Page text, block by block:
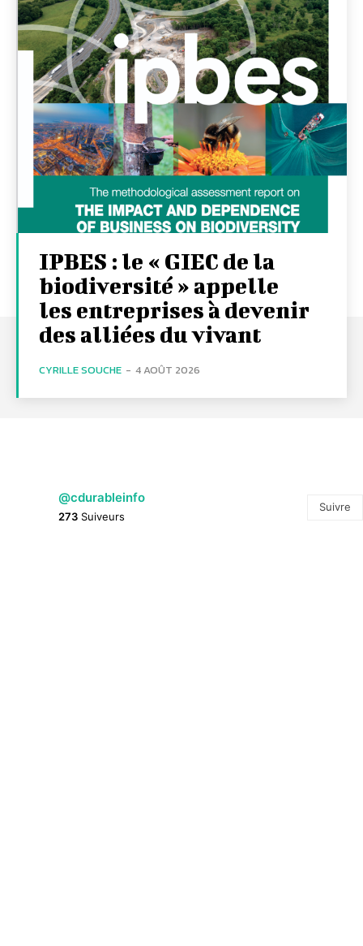
IPBES : le « GIEC de la
biodiversité » appelle
les entreprises à devenir
des alliées du vivant
CYRILLE SOUCHE - 4 AOÛT 2026
@cdurableinfo
273 Suiveurs
Suivre